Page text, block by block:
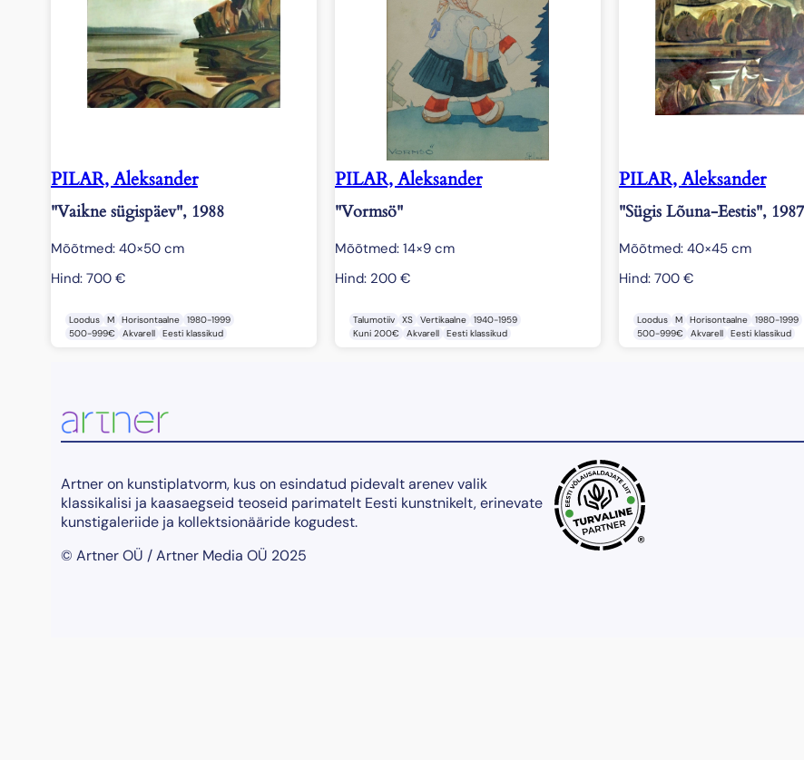
u
s
PILAR, Aleksander
"Vaikne sügispäev", 1988
Mõõtmed: 40×50 cm
Hind: 700 €
Loodus M Horisontaalne
1980-1999
500-999€
Akvarell Eesti klassikud
PILAR, Aleksander
"Vormsö"
Mõõtmed: 14×9 cm
Hind: 200 €
Talumotiiv XS Vertikaalne
1940-1959
Kuni 200€
Akvarell Eesti klassikud
PILAR, Aleksander
"Sügis Lõuna-Eestis", 1987
Mõõtmed: 40×45 cm
Hind: 700 €
Loodus M Horisontaalne
1980-1999
500-999€
Akvarell Eesti klassikud
Artner on kunstiplatvorm, kus on esindatud pidevalt arenev valik
klassikalisi ja kaasaegseid teoseid parimatelt Eesti kunstnikelt, erinevate
kunstigaleriide ja kollektsionääride kogudest.
© Artner OÜ / Artner Media OÜ 2025
®